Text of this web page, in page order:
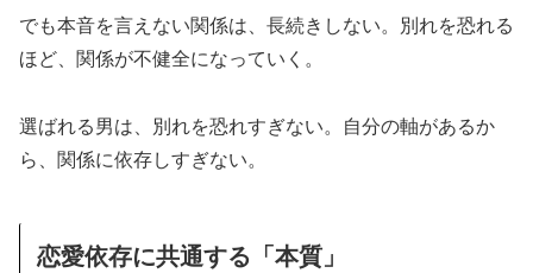
でも本音を言えない関係は、長続きしない。別れを恐れる
ほど、関係が不健全になっていく。
選ばれる男は、別れを恐れすぎない。自分の軸があるか
ら、関係に依存しすぎない。
恋愛依存に共通する「本質」